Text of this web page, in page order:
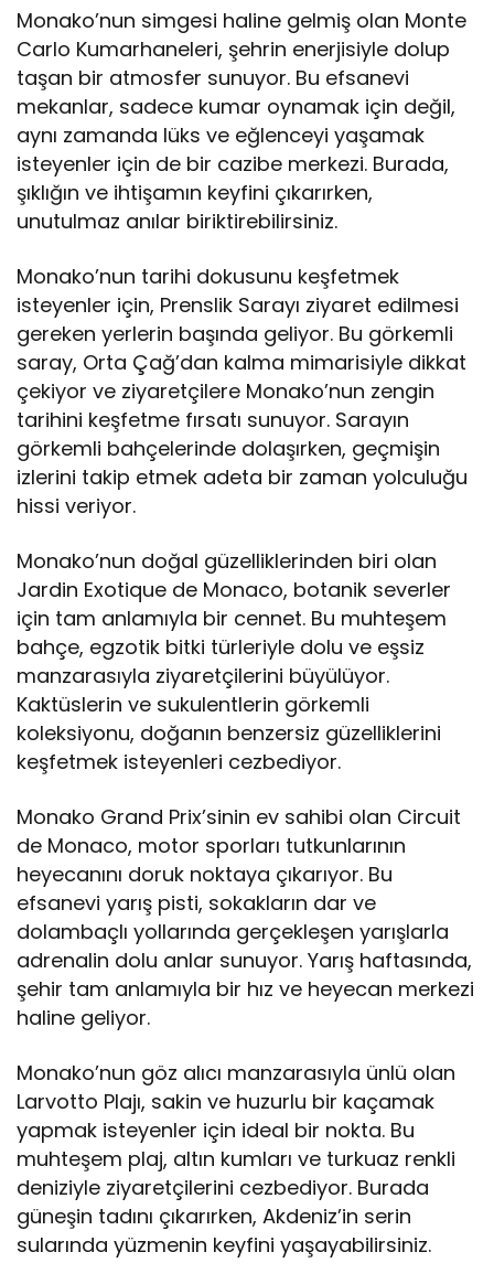
Monako’nun simgesi haline gelmiş olan Monte
Carlo Kumarhaneleri, şehrin enerjisiyle dolup
taşan bir atmosfer sunuyor. Bu efsanevi
mekanlar, sadece kumar oynamak için değil,
aynı zamanda lüks ve eğlenceyi yaşamak
isteyenler için de bir cazibe merkezi. Burada,
şıklığın ve ihtişamın keyfini çıkarırken,
unutulmaz anılar biriktirebilirsiniz.
Monako’nun tarihi dokusunu keşfetmek
isteyenler için, Prenslik Sarayı ziyaret edilmesi
gereken yerlerin başında geliyor. Bu görkemli
saray, Orta Çağ’dan kalma mimarisiyle dikkat
çekiyor ve ziyaretçilere Monako’nun zengin
tarihini keşfetme fırsatı sunuyor. Sarayın
görkemli bahçelerinde dolaşırken, geçmişin
izlerini takip etmek adeta bir zaman yolculuğu
hissi veriyor.
Monako’nun doğal güzelliklerinden biri olan
Jardin Exotique de Monaco, botanik severler
için tam anlamıyla bir cennet. Bu muhteşem
bahçe, egzotik bitki türleriyle dolu ve eşsiz
manzarasıyla ziyaretçilerini büyülüyor.
Kaktüslerin ve sukulentlerin görkemli
koleksiyonu, doğanın benzersiz güzelliklerini
keşfetmek isteyenleri cezbediyor.
Monako Grand Prix’sinin ev sahibi olan Circuit
de Monaco, motor sporları tutkunlarının
heyecanını doruk noktaya çıkarıyor. Bu
efsanevi yarış pisti, sokakların dar ve
dolambaçlı yollarında gerçekleşen yarışlarla
adrenalin dolu anlar sunuyor. Yarış haftasında,
şehir tam anlamıyla bir hız ve heyecan merkezi
haline geliyor.
Monako’nun göz alıcı manzarasıyla ünlü olan
Larvotto Plajı, sakin ve huzurlu bir kaçamak
yapmak isteyenler için ideal bir nokta. Bu
muhteşem plaj, altın kumları ve turkuaz renkli
deniziyle ziyaretçilerini cezbediyor. Burada
güneşin tadını çıkarırken, Akdeniz’in serin
sularında yüzmenin keyfini yaşayabilirsiniz.